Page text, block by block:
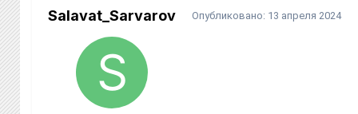
Salavat_Sarvarov Опубликовано: 13 апреля 2024